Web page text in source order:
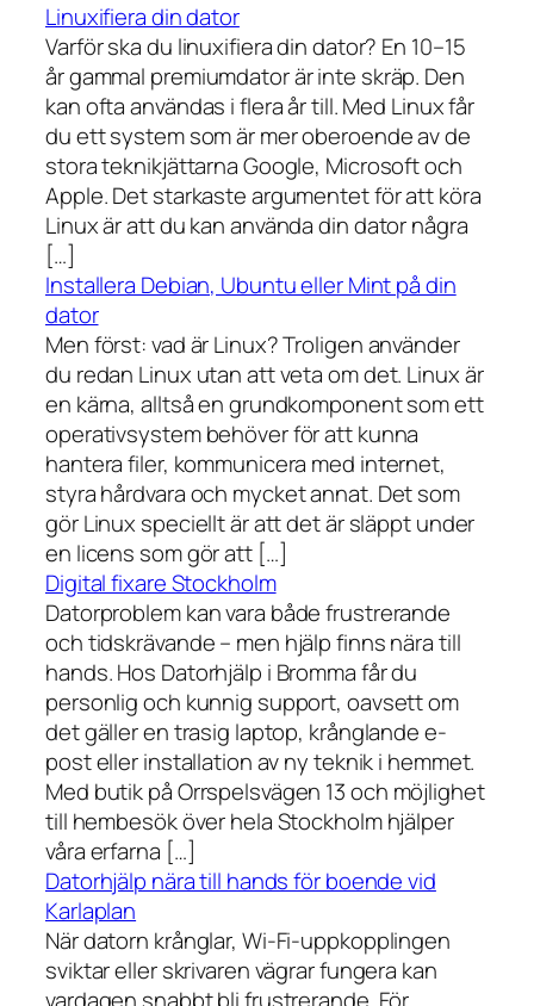
Linuxifiera din dator
Varför ska du linuxifiera din dator? En 10–15
år gammal premiumdator är inte skräp. Den
kan ofta användas i flera år till. Med Linux får
du ett system som är mer oberoende av de
stora teknikjättarna Google, Microsoft och
Apple. Det starkaste argumentet för att köra
Linux är att du kan använda din dator några
[…]
Installera Debian, Ubuntu eller Mint på din
dator
Men först: vad är Linux? Troligen använder
du redan Linux utan att veta om det. Linux är
en kärna, alltså en grundkomponent som ett
operativsystem behöver för att kunna
hantera filer, kommunicera med internet,
styra hårdvara och mycket annat. Det som
gör Linux speciellt är att det är släppt under
en licens som gör att […]
Digital fixare Stockholm
Datorproblem kan vara både frustrerande
och tidskrävande – men hjälp finns nära till
hands. Hos Datorhjälp i Bromma får du
personlig och kunnig support, oavsett om
det gäller en trasig laptop, krånglande e-
post eller installation av ny teknik i hemmet.
Med butik på Orrspelsvägen 13 och möjlighet
till hembesök över hela Stockholm hjälper
våra erfarna […]
Datorhjälp nära till hands för boende vid
Karlaplan
När datorn krånglar, Wi-Fi-uppkopplingen
sviktar eller skrivaren vägrar fungera kan